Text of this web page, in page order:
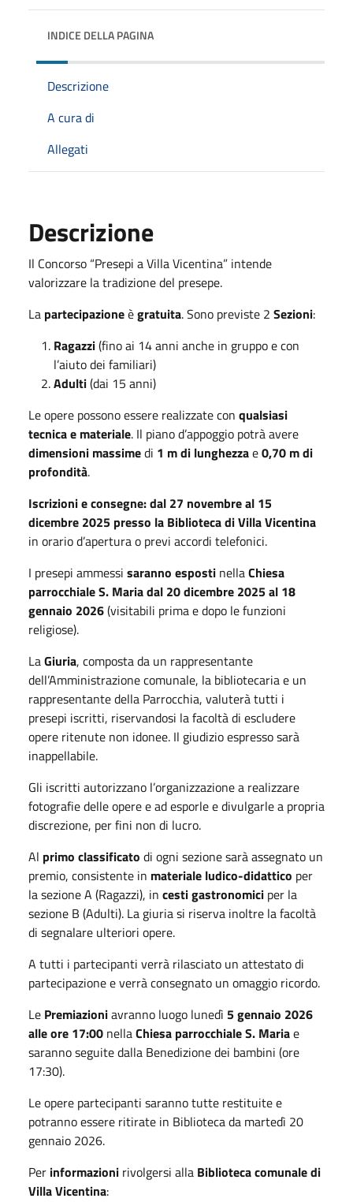
INDICE DELLA PAGINA
Descrizione
A cura di
Allegati
Descrizione
Il Concorso “Presepi a Villa Vicentina” intende
valorizzare la tradizione del presepe.
La partecipazioneègratuita. Sono previste 2 Sezioni:
Ragazzi(fino ai 14 anni anche in gruppo e con
l’aiuto dei familiari)
Adulti(dai 15 anni)
Le opere possono essere realizzate con qualsiasi
tecnica e materiale. Il piano d’appoggio potrà avere
dimensioni massimedi 1 m di lunghezzae0,70 m di
profondità.
Iscrizioni e consegne: dal 27 novembre al 15
dicembre 2025 presso la Biblioteca di Villa Vicentina
in orario d’apertura o previ accordi telefonici.
I presepi ammessi saranno esposti nellaChiesa
parrocchiale S. Mariadal 20 dicembre 2025 al 18
gennaio 2026(visitabili prima e dopo le funzioni
religiose).
LaGiuria, composta da un rappresentante
dell’Amministrazione comunale, la bibliotecaria e un
rappresentante della Parrocchia, valuterà tutti i
presepi iscritti, riservandosi la facoltà di escludere
opere ritenute non idonee. Il giudizio espresso sarà
inappellabile.
Gli iscritti autorizzano l’organizzazione a realizzare
fotografie delle opere e ad esporle e divulgarle a propria
discrezione, per fini non di lucro.
Al primo classificato di ogni sezione sarà assegnato un
premio, consistente in materiale ludico-didattico per
la sezione A (Ragazzi), in cesti gastronomici per la
sezione B (Adulti). La giuria si riserva inoltre la facoltà
di segnalare ulteriori opere.
A tutti i partecipanti verrà rilasciato un attestato di
partecipazione e verrà consegnato un omaggio ricordo.
Le Premiazioniavranno luogo lunedì 5 gennaio 2026
alle ore 17:00 nellaChiesa parrocchiale S. Mariae
saranno seguite dalla Benedizione dei bambini (ore
17:30).
Le opere partecipanti saranno tutte restituite e
potranno essere ritirate in Biblioteca da martedì 20
gennaio 2026.
Per informazioni rivolgersi alla Biblioteca comunale di
Villa Vicentina: